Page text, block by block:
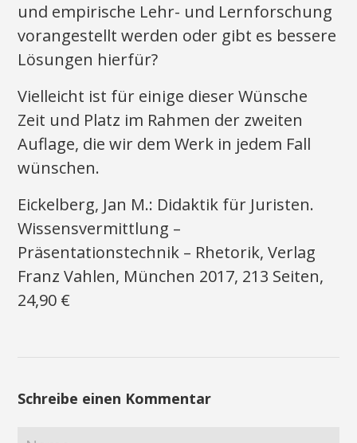
und empirische Lehr- und Lernforschung
vorangestellt werden oder gibt es bessere
Lösungen hierfür?
Vielleicht ist für einige dieser Wünsche
Zeit und Platz im Rahmen der zweiten
Auflage, die wir dem Werk in jedem Fall
wünschen.
Eickelberg, Jan M.: Didaktik für Juristen.
Wissensvermittlung –
Präsentationstechnik – Rhetorik, Verlag
Franz Vahlen, München 2017, 213 Seiten,
24,90 €
Schreibe einen Kommentar